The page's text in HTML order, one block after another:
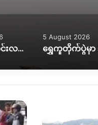
ရွှေကူတိုက်ပွဲမှာ အရေးပါတဲ့ စစ်တပ်စခန်းတစ်ခုကို သိမ်းပိုက်နိုင်ကြောင်း KIO ပြော
5 August 2026